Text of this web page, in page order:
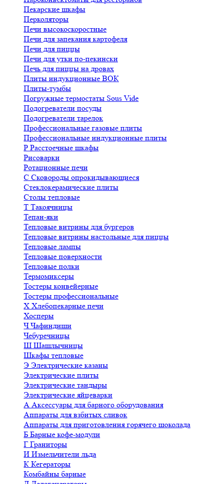
Пекарские шкафы
Перколяторы
Печи высокоскоростные
Печи для запекания картофеля
Печи для пиццы
Печи для утки по-пекински
Печь для пиццы на дровах
Плиты индукционные ВОК
Плиты-тумбы
Погружные термостаты Sous Vide
Подогреватели посуды
Подогреватели тарелок
Профессиональные газовые плиты
Профессиональные индукционные плиты
Р Расстоечные шкафы
Рисоварки
Ротационные печи
С Сковороды опрокидывающиеся
Стеклокерамические плиты
Столы тепловые
Т Такоячницы
Тепан-яки
Тепловые витрины для бургеров
Тепловые витрины настольные для пиццы
Тепловые лампы
Тепловые поверхности
Тепловые полки
Термомиксеры
Тостеры конвейерные
Тостеры профессиональные
Х Хлебопекарные печи
Хосперы
ЧЧафиндиши
Чебуречницы
Ш Шашлычницы
Шкафы тепловые
Э Электрические казаны
Электрические плиты
Электрические тандыры
Электрические яйцеварки
А Аксессуары для барного оборудования
Аппараты для взбитых сливок
Аппараты для приготовления горячего шоколада
Б Барные кофе-модули
Г Граниторы
И Измельчители льда
К Кегераторы
Комбайны барные